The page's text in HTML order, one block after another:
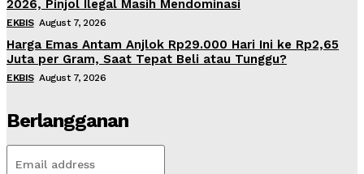
2026, Pinjol Ilegal Masih Mendominasi
EKBIS August 7, 2026
Harga Emas Antam Anjlok Rp29.000 Hari Ini ke Rp2,65
Juta per Gram, Saat Tepat Beli atau Tunggu?
EKBIS August 7, 2026
Berlangganan